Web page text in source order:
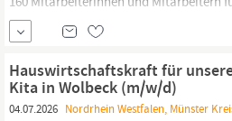
Gemeindepsychiatrie ein. Wir
fachliche Impulse. Wir führen den
Hauswirtschaftskraftbei derReinigung
Hauswirtschaftskraft für
Kita in Wolbeck (m/w/d)
04.07.2026 Nordrhein Westfalen, Münster